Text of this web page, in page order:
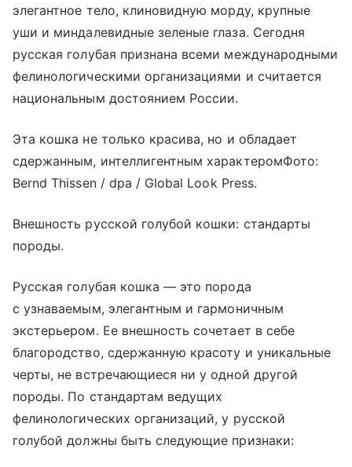
элегантное тело, клиновидную морду, крупные
уши и миндалевидные зеленые глаза. Сегодня
русская голубая признана всеми международными
фелинологическими организациями и считается
национальным достоянием России.
Эта кошка не только красива, но и обладает
сдержанным, интеллигентным характеромФото:
Bernd Thissen / dpa / Global Look Press.
Внешность русской голубой кошки: стандарты
породы.
Русская голубая кошка — это порода
с узнаваемым, элегантным и гармоничным
экстерьером. Ее внешность сочетает в себе
благородство, сдержанную красоту и уникальные
черты, не встречающиеся ни у одной другой
породы. По стандартам ведущих
фелинологических организаций, у русской
голубой должны быть следующие признаки: